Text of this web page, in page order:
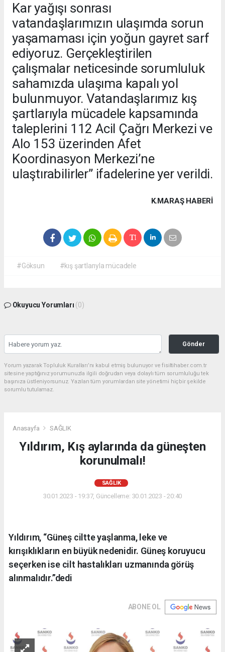
Kar yağışı sonrası
vatandaşlarımızın ulaşımda sorun
yaşamaması için yoğun gayret sarf
ediyoruz. Gerçekleştirilen
çalışmalar neticesinde sorumluluk
sahamızda ulaşıma kapalı yol
bulunmuyor. Vatandaşlarımız kış
şartlarıyla mücadele kapsamında
taleplerini 112 Acil Çağrı Merkezi ve
Alo 153 üzerinden Afet
Koordinasyon Merkezi’ne
ulaştırabilirler” ifadelerine yer verildi.
K.MARAŞ HABERİ
#Göksun #kış şartlarıyla mücadele
Okuyucu Yorumları (0)
Gönder
Yorum yazarak Topluluk Kuralları’nı kabul etmiş bulunuyor ve fisiltihaber.com.tr
sitesine yaptığınız yorumunuzla ilgili doğrudan veya dolaylı tüm sorumluluğu tek
başınıza üstleniyorsunuz. Yazılan tüm yorumlardan site yönetimi hiçbir şekilde
sorumlu tutulamaz.
Anasayfa SAĞLIK
Yıldırım, Kış aylarında da güneşten
korunulmalı!
SAĞLIK
30.01.2023 - 19:37, Güncelleme: 30.01.2023 - 20:40
Yıldırım, “Güneş ciltte yaşlanma, leke ve
kırışıklıkların en büyük nedenidir. Güneş koruyucu
seçerken ise cilt hastalıkları uzmanında görüş
alınmalıdır.”dedi
ABONE OL